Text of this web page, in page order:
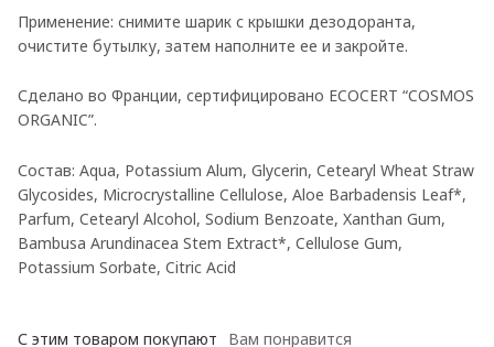
Применение: снимите шарик с крышки дезодоранта,
очистите бутылку, затем наполните ее и закройте.
Сделано во Франции, сертифицировано ECOCERT “COSMOS
ORGANIC”.
Состав: Aqua, Potassium Alum, Glycerin, Cetearyl Wheat Straw
Glycosides, Microcrystalline Cellulose, Aloe Barbadensis Leaf*,
Parfum, Cetearyl Alcohol, Sodium Benzoate, Xanthan Gum,
Bambusa Arundinacea Stem Extract*, Cellulose Gum,
Potassium Sorbate, Citric Acid
С этим товаром покупают Вам понравится